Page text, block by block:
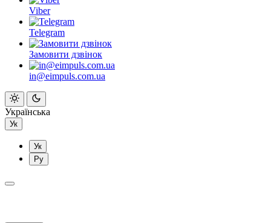
Viber
Telegram
Замовити дзвінок
in@eimpuls.com.ua
Українська
Ук
Ук
Ру